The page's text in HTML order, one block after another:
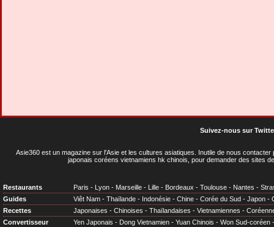
Suivez-nous sur
Asie360 est un magazine sur l'Asie et les cultures asiatiques . Inutile de nous
japonais coréens vietnamiens hk chinois, pour demander des sites
Restaurants Paris - Lyon - Marseille - Lille - Bordeaux - Toulouse - Nantes -
Guides
Viêt Nam - Thaïlande - Indonésie - Chine - Corée du Sud - Japon -
Recettes
Japonaises - Chinoises - Thaïlandaises - Vietnamiennes -
Convertisseur
Yen Japonais - Dong Vietnamien - Yuan Chinois - Won Sud-coréen